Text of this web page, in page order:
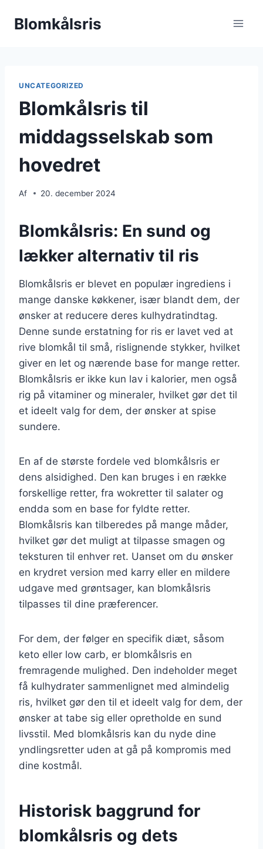
Blomkålsris
UNCATEGORIZED
Blomkålsris til
middagsselskab som
hovedret
Af 20. december 2024
Blomkålsris: En sund og
lækker alternativ til ris
Blomkålsris er blevet en populær ingrediens i
mange danske køkkener, især blandt dem, der
ønsker at reducere deres kulhydratindtag.
Denne sunde erstatning for ris er lavet ved at
rive blomkål til små, rislignende stykker, hvilket
giver en let og nærende base for mange retter.
Blomkålsris er ikke kun lav i kalorier, men også
rig på vitaminer og mineraler, hvilket gør det til
et ideelt valg for dem, der ønsker at spise
sundere.
En af de største fordele ved blomkålsris er
dens alsidighed. Den kan bruges i en række
forskellige retter, fra wokretter til salater og
endda som en base for fyldte retter.
Blomkålsris kan tilberedes på mange måder,
hvilket gør det muligt at tilpasse smagen og
teksturen til enhver ret. Uanset om du ønsker
en krydret version med karry eller en mildere
udgave med grøntsager, kan blomkålsris
tilpasses til dine præferencer.
For dem, der følger en specifik diæt, såsom
keto eller low carb, er blomkålsris en
fremragende mulighed. Den indeholder meget
få kulhydrater sammenlignet med almindelig
ris, hvilket gør den til et ideelt valg for dem, der
ønsker at tabe sig eller opretholde en sund
livsstil. Med blomkålsris kan du nyde dine
yndlingsretter uden at gå på kompromis med
dine kostmål.
Historisk baggrund for
blomkålsris og dets